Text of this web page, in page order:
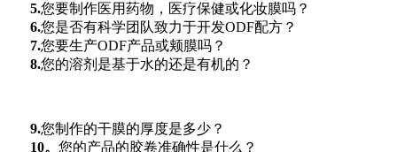
5.您要制作医用药物，医疗保健或化妆膜吗？
6.您是否有科学团队致力于开发ODF配方？
7.您要生产ODF产品或颊膜吗？
8.您的溶剂是基于水的还是有机的？
9.您制作的干膜的厚度是多少？
10。 您的产品的胶卷准确性是什么？